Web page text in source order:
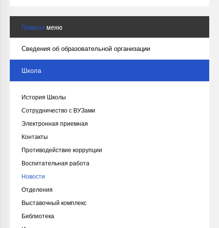
Главное меню
Сведения об образовательной организации
Школа
История Школы
Сотрудничество с ВУЗами
Электронная приемная
Контакты
Противодействие коррупции
Воспитательная работа
Новости
Отделения
Выставочный комплекс
Библиотека